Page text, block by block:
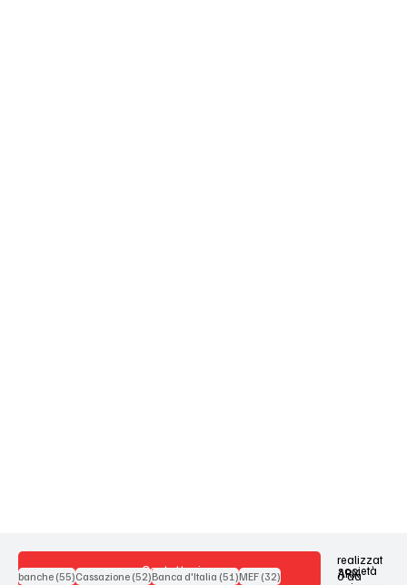
Contattaci
realizzat
o da
società
ARX
banche (55)55 post
Cassazione (52)52 post
Banca d'Italia (51)51 post
MEF (32)32 post